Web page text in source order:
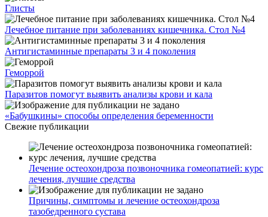
Глисты
Лечебное питание при заболеваниях кишечника. Стол №4
Антигистаминные препараты 3 и 4 поколения
Геморрой
Паразитов помогут выявить анализы крови и кала
«Бабушкины» способы определения беременности
Свежие публикации
Лечение остеохондроза позвоночника гомеопатией: курс
лечения, лучшие средства
Причины, симптомы и лечение остеохондроза
тазобедренного сустава